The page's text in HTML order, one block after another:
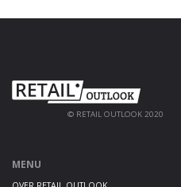
© RETAIL OUTLOOK 2020
MENU